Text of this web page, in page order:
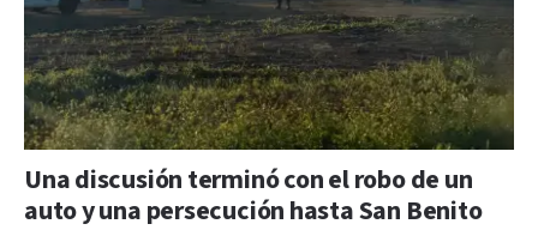
Una discusión terminó con el robo de un
auto y una persecución hasta San Benito